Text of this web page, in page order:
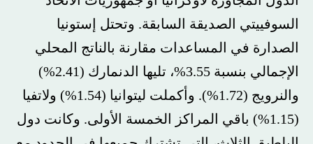
السوفييتي الصديقة السابقة. وتحتل إستونيا
الصدارة في المساعدات مقارنة بالناتج المحلي
الإجمالي بنسبة 3.55%، تليها الدنمارك (2.41%)
والنرويج (1.72%). وأكملت ليتوانيا (1.54%) ولاتفيا
(1.15%) باقي المراكز الخمسة الأولى. وكانت دول